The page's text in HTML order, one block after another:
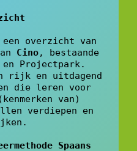
overzicht van
Cino, bestaande
Projectpark.
rijk en uitdagend
die leren voor
van)
verdiepen en
Spaans